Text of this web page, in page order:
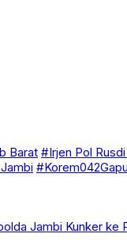
Barat #Irjen Pol
#Korem042Gapu